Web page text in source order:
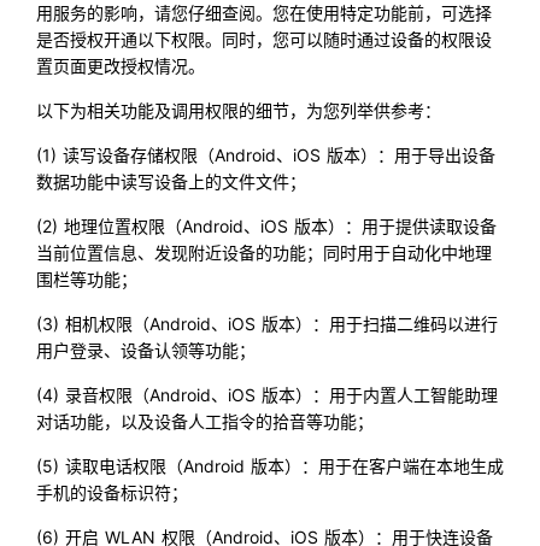
用服务的影响，请您仔细查阅。您在使用特定功能前，可选择
是否授权开通以下权限。同时，您可以随时通过设备的权限设
置页面更改授权情况。
以下为相关功能及调用权限的细节，为您列举供参考：
(1) 读写设备存储权限（Android、iOS 版本）：用于导出设备
数据功能中读写设备上的文件文件；
(2) 地理位置权限（Android、iOS 版本）：用于提供读取设备
当前位置信息、发现附近设备的功能；同时用于自动化中地理
围栏等功能；
(3) 相机权限（Android、iOS 版本）：用于扫描二维码以进行
用户登录、设备认领等功能；
(4) 录音权限（Android、iOS 版本）：用于内置人工智能助理
对话功能，以及设备人工指令的拾音等功能；
(5) 读取电话权限（Android 版本）：用于在客户端在本地生成
手机的设备标识符；
(6) 开启 WLAN 权限（Android、iOS 版本）：用于快连设备